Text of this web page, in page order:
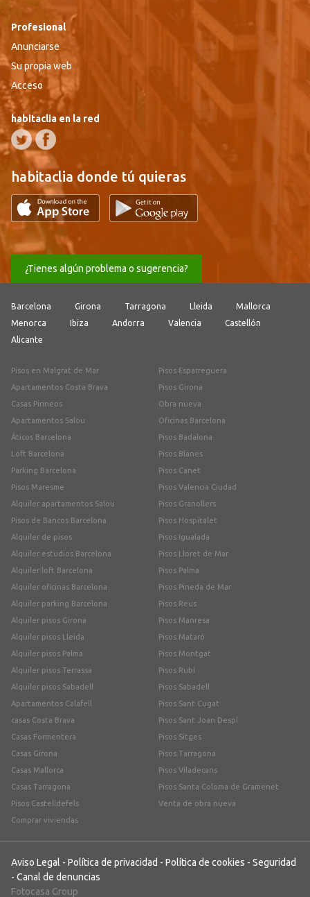
Profesional
Anunciarse
Su propia web
Acceso
habitaclia en la red
habitaclia donde tú quieras
¿Tienes algún problema o sugerencia?
Barcelona Girona Tarragona Lleida
Mallorca
Menorca
Ibiza Andorra Valencia
Castellón
Alicante
Pisos en Malgrat de Mar
Apartamentos Costa Brava
Casas Pirineos
Apartamentos Salou
Áticos Barcelona
Loft Barcelona
Parking Barcelona
Pisos Maresme
Alquiler apartamentos Salou
Pisos de Bancos Barcelona
Alquiler de pisos
Alquiler estudios Barcelona
Alquiler loft Barcelona
Alquiler oficinas Barcelona
Alquiler parking Barcelona
Alquiler pisos Girona
Alquiler pisos Lleida
Alquiler pisos Palma
Alquiler pisos Terrassa
Alquiler pisos Sabadell
Apartamentos Calafell
casas Costa Brava
Casas Formentera
Casas Girona
Casas Mallorca
Casas Tarragona
Pisos Castelldefels
Comprar viviendas
Pisos Esparreguera
Pisos Girona
Obra nueva
Oficinas Barcelona
Pisos Badalona
Pisos Blanes
Pisos Canet
Pisos Valencia Ciudad
Pisos Granollers
Pisos Hospitalet
Pisos Igualada
Pisos Lloret de Mar
Pisos Palma
Pisos Pineda de Mar
Pisos Reus
Pisos Manresa
Pisos Mataró
Pisos Montgat
Pisos Rubí
Pisos Sabadell
Pisos Sant Cugat
Pisos Sant Joan Despí
Pisos Sitges
Pisos Tarragona
Pisos Viladecans
Pisos Santa Coloma de Gramenet
Venta de obra nueva
Aviso Legal - Política de privacidad - Política de cookies - Seguridad
- Canal de denuncias
Fotocasa Group